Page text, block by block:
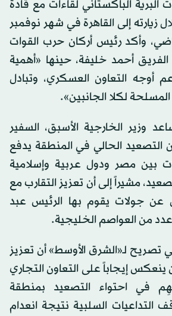
البرية الباكستاني لقاءات مع قادة
زيارته إلى القاهرة في شهر نوفمبر
وأكد رئيس أركان حرب القوات
أحمد خليفة، حينها «أهمية
أوجه التعاون العسكري، وتبادل
لكلا الجانبين».
وزير الخارجية الأسبق، السفير
التصعيد الحالي في المنطقة يدفع
بين مصر ودول عربية وإسلامية
مشيراً إلى أن تعزيز التقارب مع
عن جولات يقوم بها الرئيس عبد
من العواصم الخليجية.
تصريح لـ«الشرق الأوسط» أن تعزيز
ينعكس إيجاباً على التعاون التجاري
في احتواء التصعيد بمنطقة
التداعيات السلبية نتيجة انعدام